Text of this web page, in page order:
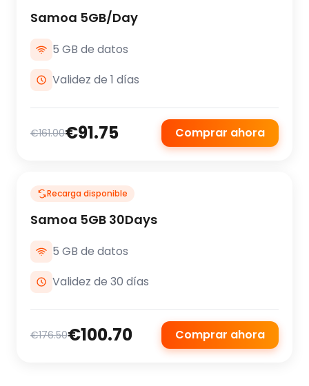
Samoa 5GB/Day
5 GB de datos
Validez de 1 días
€161.00€91.75 Comprar ahora
Recarga disponible
Samoa 5GB 30Days
5 GB de datos
Validez de 30 días
€176.50€100.70 Comprar ahora